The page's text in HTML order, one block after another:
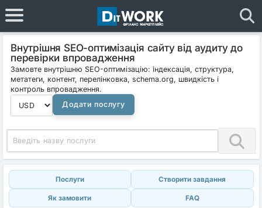
Внутрішня SEO-оптимізація сайту від аудиту до
перевірки впровадження
Замовте внутрішню SEO-оптимізацію: індексація, структура,
метатеги, контент, перелінковка, schema.org, швидкість і
контроль впровадження.
Додати послугу
Послуги Створити завдання
Як замовити FAQ